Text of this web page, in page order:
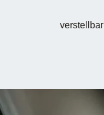
verstellbar